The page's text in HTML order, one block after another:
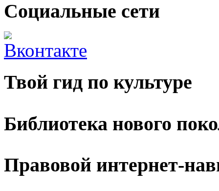
Социальные сети
Твой гид по культуре
Библиотека нового
Правовой интернет-